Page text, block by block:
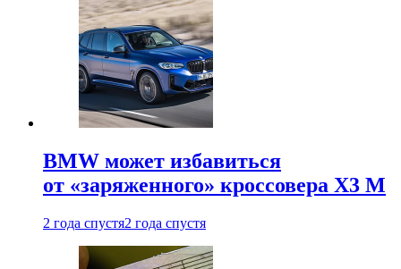
BMW может избавиться
от «заряженного» кроссовера X3 M
2 года спустя2 года спустя